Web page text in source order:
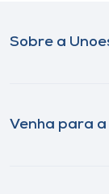
Sobre a
Venha para a